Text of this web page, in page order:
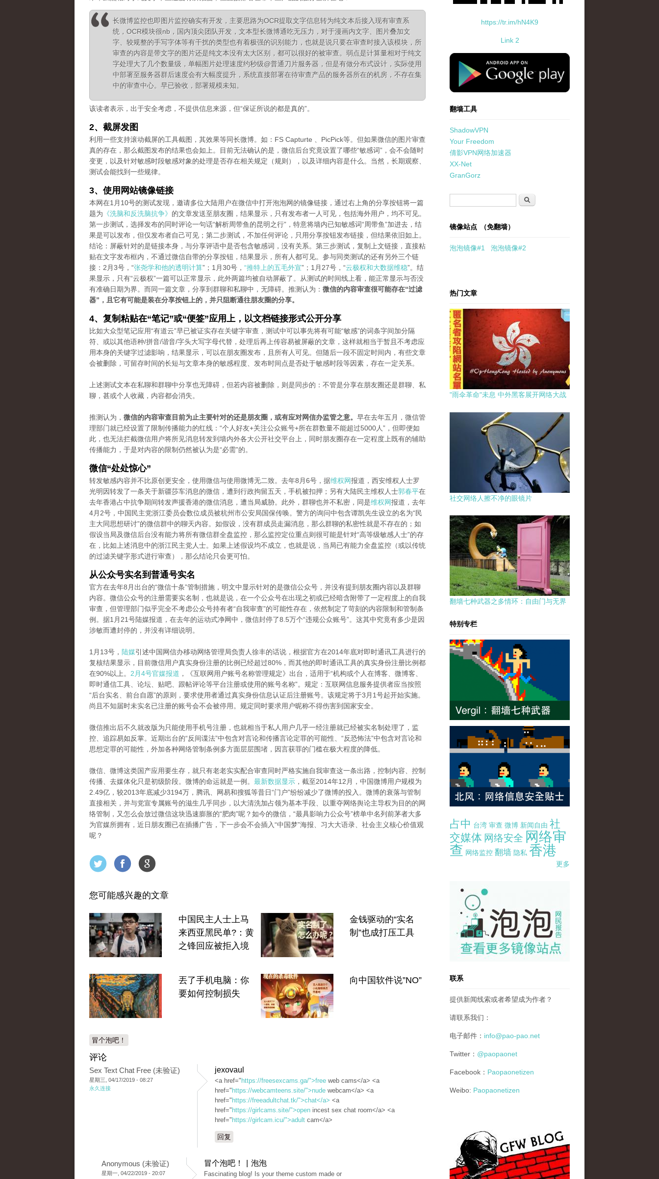
长微博监控也即图片监控确实有开发，主要思路为OCR提取文字信息转为纯文本后接入现有审查系
统，OCR模块很nb，国内顶尖团队开发，文本型长微博通吃无压力，对于漫画内文字、图片叠加文
字、较规整的手写字体等有干扰的类型也有着极强的识别能力，也就是说只要在审查时接入该模块，所
审查的内容是带文字的图片还是纯文本没有太大区别，都可以很好的被审查。弱点是计算量相对于纯文
字处理大了几个数量级，单幅图片处理速度约秒级@普通刀片服务器，但是有做分布式设计，实际使用
中部署至服务器群后速度会有大幅度提升，系统直接部署在待审查产品的服务器所在的机房，不存在集
中的审查中心。早已验收，部署规模未知。
该读者表示，出于安全考虑，不提供信息来源，但“保证所说的都是真的”。
2、截屏发图
利用一些支持滚动截屏的工具截图，其效果等同长微博。如：FS Capturte 、PicPick等。但如果微信的图片审查
真的存在，那么截图发布的结果也会如上。目前无法确认的是，微信后台究竟设置了哪些“敏感词”，会不会随时
变更，以及针对敏感时段敏感对象的处理是否存在相关规定（规则），以及详细内容是什么。当然，长期观察、
测试会能找到一些规律。
3、使用网站镜像链接
本网在1月10号的测试发现，邀请多位大陆用户在微信中打开泡泡网的镜像链接，通过右上角的分享按钮将一篇
题为 《洗脑和反洗脑抗争》 的文章发送至朋友圈，结果显示，只有发布者一人可见，包括海外用户，均不可见。
第一步测试，选择发布的同时评论一句话“解析周带鱼的昆明之行”，特意将墙内已知敏感词“周带鱼”加进去，结
果是可以发布，但仅发布者自己可见；第二步测试，不加任何评论，只用分享按钮发布链接，但结果依旧如上。
结论：屏蔽针对的是链接本身，与分享评语中是否包含敏感词，没有关系。第三步测试，复制上文链接，直接粘
贴在文字发布框内，不通过微信自带的分享按钮，结果显示，所有人都可见。参与同类测试的还有另外三个链
接：2月3号，“张尧学和他的透明计算”；1月30号， “推特上的五毛外宣”；1月27号，“云极权和大数据维稳”。结
果显示，只有“云极权”一篇可以正常显示，此外两篇均被自动屏蔽了。从测试的时间线上看，能正常显示与否没
有准确日期为界。而同一篇文章，分享到群聊和私聊中，无障碍。推测认为： 微信的内容审查很可能存在“过滤
器”，且它有可能是装在分享按钮上的，并只阻断通往朋友圈的分享。
4、复制粘贴在“笔记”或“便签”应用上，以文档链接形式公开分享
比如大众型笔记应用“有道云”早已被证实存在关键字审查，测试中可以事先将有可能“敏感”的词条字间加分隔
符、或以其他语种/拼音/谐音/字头大写字母代替，处理后再上传容易被屏蔽的文章，这样就相当于暂且不考虑应
用本身的关键字过滤影响，结果显示，可以在朋友圈发布，且所有人可见。但随后一段不固定时间内，有些文章
会被删除，可留存时间的长短与文章本身的敏感程度、发布时间点是否处于敏感时段等因素，存在一定关系。
上述测试文本在私聊和群聊中分享也无障碍，但若内容被删除，则是同步的：不管是分享在朋友圈还是群聊、私
聊，甚或个人收藏，内容都会消失。
推测认为， 微信的内容审查目前为止主要针对的还是朋友圈，或有应对网信办监管之意。 早在去年五月，微信管
理部门就已经设置了限制传播能力的红线：“个人好友+关注公众账号+所在群数量不能超过5000人”，但即便如
此，也无法拦截微信用户将所见消息转发到墙内外各大公开社交平台上，同时朋友圈存在一定程度上既有的辅助
传播能力，于是对内容的限制仍然被认为是“必需”的。
微信“处处惊心”
转发敏感内容并不比原创更安全，使用微信与使用微博无二致。去年8月6号，据维权网报道，西安维权人士罗
光明因转发了一条关于新疆莎车消息的微信，遭到行政拘留五天，手机被扣押；另有大陆民主维权人士郭春平在
去年香港占中抗争期间转发声援香港的微信消息，遭当局威胁。此外，群聊也并不私密，同是维权网报道，去年
4月2号，中国民主党浙江委员会数位成员被杭州市公安局国保传唤。警方的询问中包含谭凯先生设立的名为“民
主大同思想研讨”的微信群中的聊天内容。如假设，没有群成员走漏消息，那么群聊的私密性就是不存在的；如
假设当局及微信后台没有能力将所有微信群全盘监控，那么监控定位重点则很可能是针对“高等级敏感人士”的存
在，比如上述消息中的浙江民主党人士。如果上述假设均不成立，也就是说，当局已有能力全盘监控（或以传统
的过滤关键字形式进行审查），那么结论只会更可怕。
从公众号实名到普通号实名
官方在去年8月出台的“微信十条”管制措施，明文中显示针对的是微信公众号，并没有提到朋友圈内容以及群聊
内容。微信公众号的注册需要实名制，也就是说，在一个公众号在出现之初或已经暗含附带了一定程度上的自我
审查，但管理部门似乎完全不考虑公众号持有者“自我审查”的可能性存在，依然制定了苛刻的内容限制和管制条
例。据1月21号陆媒报道，在去年的运动式净网中，微信封停了8.5万个“违规公众账号”。这其中究竟有多少是因
涉敏而遭封停的，并没有详细说明。
1月13号， 陆媒引述中国网信办移动网络管理局负责人徐丰的话说，根据官方在2014年底对即时通讯工具进行的
复核结果显示，目前微信用户真实身份注册的比例已经超过80%，而其他的即时通讯工具的真实身份注册比例都
在90%以上。 2月4号官媒报道 ，《互联网用户账号名称管理规定》出台，适用于“机构或个人在博客、微博客、
即时通信工具、论坛、贴吧、跟帖评论等平台注册或使用的账号名称”。规定：互联网信息服务提供者应当按照
“后台实名、前台自愿”的原则，要求使用者通过真实身份信息认证后注册账号。该规定将于3月1号起开始实施。
尚且不知届时未实名已注册的账号会不会被停用。规定同时要求用户昵称不得伤害到国家安全。
微信推出后不久就改版为只能使用手机号注册，也就相当于私人用户几乎一经注册就已经被实名制处理了，监
控、追踪易如反掌。近期出台的“反间谍法”中包含对言论和传播言论定罪的可能性、“反恐怖法”中包含对言论和
思想定罪的可能性，外加各种网络管制条例多方面层层围堵，因言获罪的门槛在极大程度的降低。
微信、微博这类国产应用要生存，就只有老老实实配合审查同时严格实施自我审查这一条出路，控制内容、控制
传播、去媒体化只是初级阶段。微博的命运就是一例。 最新数据显示 ，截至2014年12月，中国微博用户规模为
2.49亿，较2013年底减少3194万，腾讯、网易和搜狐等昔日“门户”纷纷减少了微博的投入。微博的衰落与管制
直接相关，并与党宣专属账号的滋生几乎同步，以大清洗加占领为基本手段、以重夺网络舆论主导权为目的的网
络管制，又怎么会放过微信这块迅速膨胀的“肥肉”呢？如今的微信，“最具影响力公众号”榜单中名列前茅者大多
为官媒所拥有，近日朋友圈已在插播广告，下一步会不会插入“中国梦”海报、习大大语录、社会主义核心价值观
呢？
您可能感兴趣的文章
中国民主人士上马
来西亚黑民单?：黄
之锋回应被拒入境
金钱驱动的“实名
制”也成打压工具
丟了手机电脑：你
要如何控制损失
向中国软件说”NO”
冒个泡吧！
评论
Sex Text Chat Free (未验证)
星期三, 04/17/2019 - 08:27
永久连接
jexovaul
<a href=" https://freesexcams.ga/">free web cams</a> <a
href=" https://webcamteens.site/">nude webcam</a> <a
href=" https://freeadultchat.tk/">chat</a> <a
href=" https://girlcams.site/">open incest sex chat room</a> <a
href=" https://girlcam.icu/">adult cam</a>
回复
Anonymous (未验证)
星期一, 04/22/2019 - 20:07
冒个泡吧！ | 泡泡
Fascinating blog! Is your theme custom made or
https://tr.im/hN4K9
Link 2
standard-icon-googleplay-app-store.png
翻墙工具
ShadowVPN
Your Freedom
倩影VPN网络加速器
XX-Net
GranGorz
搜索
镜像站点 （免翻墙）
泡泡镜像#1 泡泡镜像#2
热门文章
"雨伞革命"未息 中外黑客展开网络大战
社交网络人擦不净的眼镜片
翻墙七种武器之多情环：自由门与无界
特别专栏
占中 台湾 审查 微博 新闻自由 社
交媒体 网络安全 网络审
查 网络监控 翻墙 隐私 香港
更多
pao-pao-banner-mirror-site-120814.jpg
联系
提供新闻线索或者希望成为作者？
请联系我们：
电子邮件： info@pao-pao.net
Twitter： @paopaonet
Facebook： Paopaonetizen
Weibo: Paopaonetizen
gfw_blog_small.jpg